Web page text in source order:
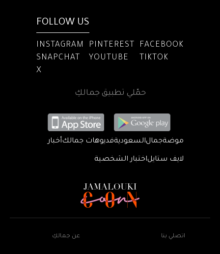
FOLLOW US
INSTAGRAM PINTEREST
FACEBOOK
SNAPCHAT
YOUTUBE
TIKTOK
X
حمّلي تطبيق جمالكِ
موضةجمالالسعوديةفديوهات جمالكأخبار
لايف ستايلاختبار الشخصية
اتصلي بنا عن جمالكِ